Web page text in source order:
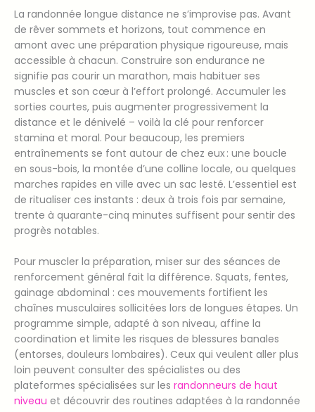
La randonnée longue distance ne s’improvise pas. Avant
de rêver sommets et horizons, tout commence en
amont avec une préparation physique rigoureuse, mais
accessible à chacun. Construire son endurance ne
signifie pas courir un marathon, mais habituer ses
muscles et son cœur à l’effort prolongé. Accumuler les
sorties courtes, puis augmenter progressivement la
distance et le dénivelé – voilà la clé pour renforcer
stamina et moral. Pour beaucoup, les premiers
entraînements se font autour de chez eux : une boucle
en sous-bois, la montée d’une colline locale, ou quelques
marches rapides en ville avec un sac lesté. L’essentiel est
de ritualiser ces instants : deux à trois fois par semaine,
trente à quarante-cinq minutes suffisent pour sentir des
progrès notables.
Pour muscler la préparation, miser sur des séances de
renforcement général fait la différence. Squats, fentes,
gainage abdominal : ces mouvements fortifient les
chaînes musculaires sollicitées lors de longues étapes. Un
programme simple, adapté à son niveau, affine la
coordination et limite les risques de blessures banales
(entorses, douleurs lombaires). Ceux qui veulent aller plus
loin peuvent consulter des spécialistes ou des
plateformes spécialisées sur les randonneurs de haut
niveau et découvrir des routines adaptées à la randonnée